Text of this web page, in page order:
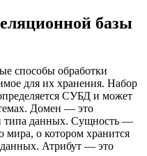
базы
способы обработки
для их хранения. Набор
СУБД и может
Домен — это
типа данных. Сущность —
мира, о котором хранится
Атрибут — это